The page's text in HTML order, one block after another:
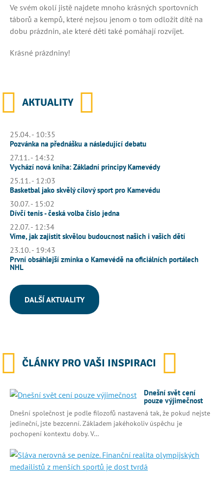
Ve svém okolí jistě najdete mnoho krásných sportovních
táborů a kempů, které nejsou jenom o tom odložit dítě na
dobu prázdnin, ale které děti také pomáhají rozvíjet.
Krásné prázdniny!
AKTUALITY
25.04. - 10:35
Pozvánka na přednášku a následující debatu
27.11. - 14:32
Vychází nová kniha: Základní principy Kamevédy
25.11. - 12:03
Basketbal jako skvělý cílový sport pro Kamevédu
30.07. - 15:02
Dívčí tenis - česká volba číslo jedna
22.07. - 12:34
Víme, jak zajistit skvělou budoucnost našich i vašich dětí
23.10. - 19:43
První obsáhlejší zmínka o Kamevédě na oficiálních portálech
NHL
DALŠÍ AKTUALITY
ČLÁNKY PRO VAŠI INSPIRACI
Dnešní svět cení
pouze výjimečnost
Dnešní společnost je podle filozofů nastavená tak, že pokud nejste
jedineční, jste bezcenní. Základem jakéhokoliv úspěchu je
pochopení kontextu doby. V…